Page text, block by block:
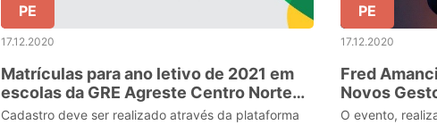
PE
17.12.2020
Matrículas para ano letivo de 2021 em
escolas da GRE Agreste Centro Norte
iniciam nesta quinta-feira
Cadastro deve ser realizado através da plataforma
PE
17.12.2020
Fred
Novos
O evento,